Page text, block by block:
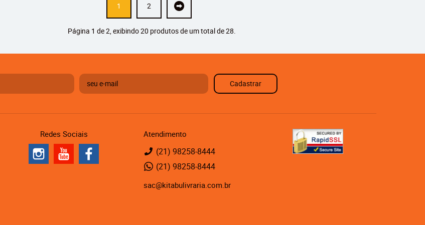
1 2
Página 1 de 2, exibindo 20 produtos de um total de 28.
Cadastrar
Redes Sociais Atendimento
(21) 98258-8444
(21) 98258-8444
sac@kitabulivraria.com.br